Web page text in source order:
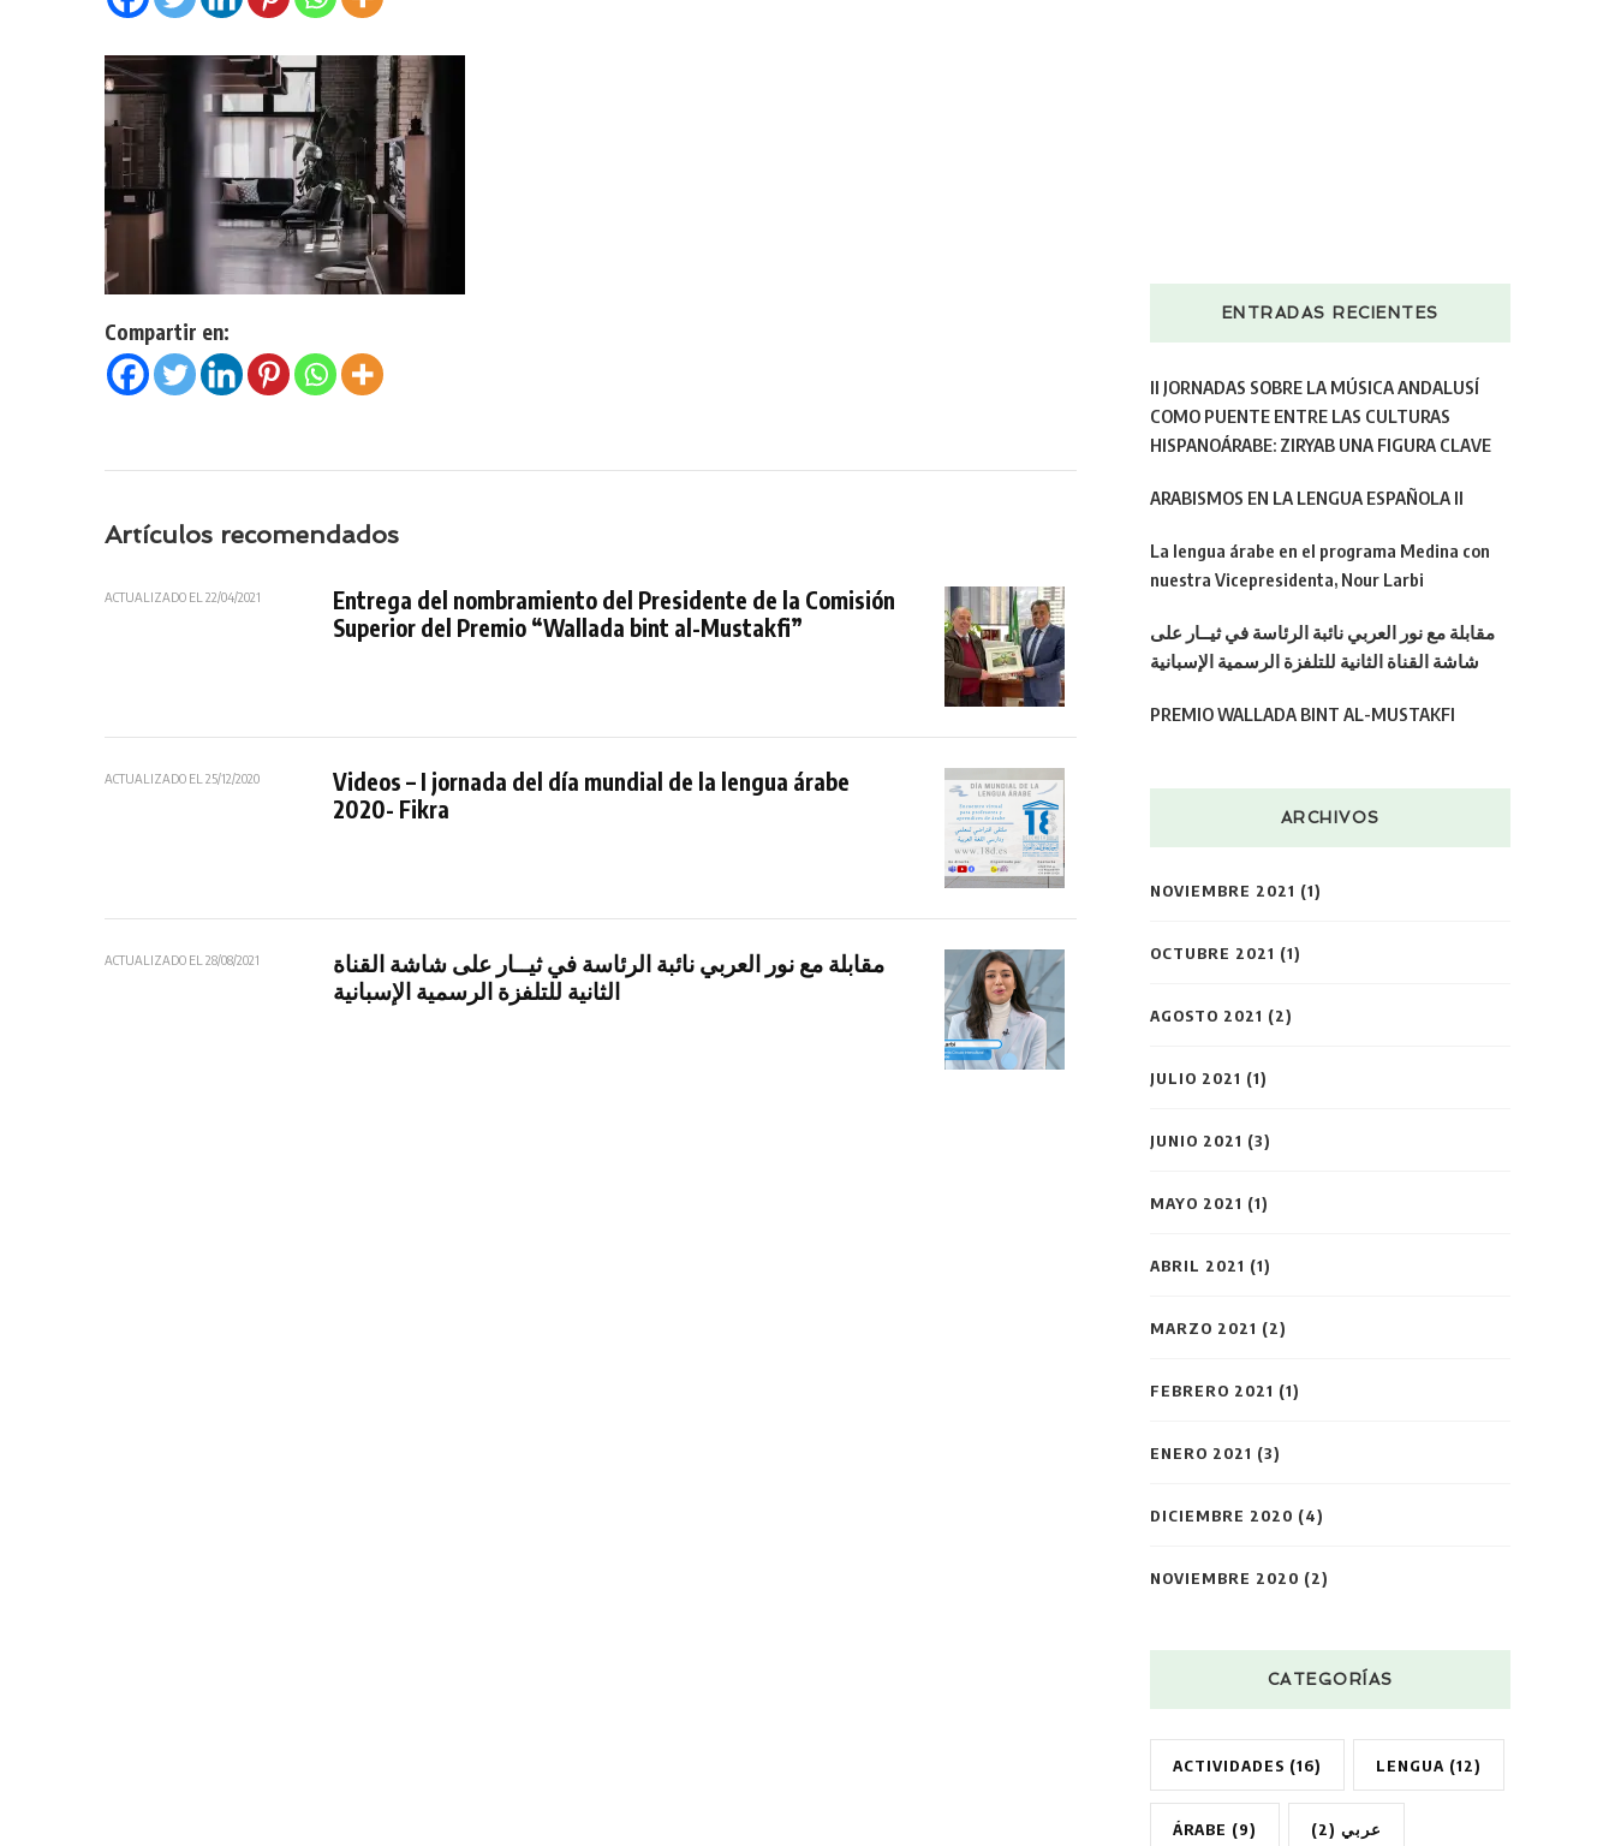
Compartir en:
Artículos recomendados
ACTUALIZADO EL 22/04/2021
Entrega del nombramiento del Presidente de la Comisión
Superior del Premio “Wallada bint al-Mustakfi”
ACTUALIZADO EL 25/12/2020
Videos – I jornada del día mundial de la lengua árabe
2020- Fikra
ACTUALIZADO EL 28/08/2021
مقابلة مع نور العربي نائبة الرئاسة في ثيــار على شاشة القناة
الثانية للتلفزة الرسمية الإسبانية
ENTRADAS RECIENTES
II JORNADAS SOBRE LA MÚSICA ANDALUSÍ
COMO PUENTE ENTRE LAS CULTURAS
HISPANOÁRABE: ZIRYAB UNA FIGURA CLAVE
ARABISMOS EN LA LENGUA ESPAÑOLA II
La lengua árabe en el programa Medina con
nuestra Vicepresidenta, Nour Larbi
مقابلة مع نور العربي نائبة الرئاسة في ثيــار على
شاشة القناة الثانية للتلفزة الرسمية الإسبانية
PREMIO WALLADA BINT AL-MUSTAKFI
ARCHIVOS
NOVIEMBRE 2021 (1)
OCTUBRE 2021 (1)
AGOSTO 2021 (2)
JULIO 2021 (1)
JUNIO 2021 (3)
MAYO 2021 (1)
ABRIL 2021 (1)
MARZO 2021 (2)
FEBRERO 2021 (1)
ENERO 2021 (3)
DICIEMBRE 2020 (4)
NOVIEMBRE 2020 (2)
CATEGORÍAS
ACTIVIDADES (16) LENGUA (12)
ÁRABE (9) عربي (2)